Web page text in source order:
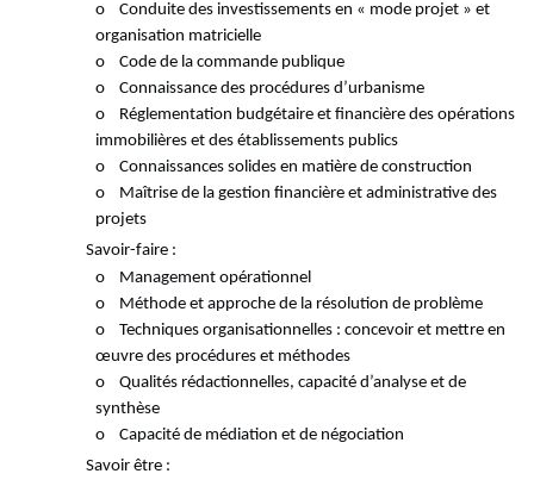
o Conduite des investissements en « mode projet » et
organisation matricielle
o Code de la commande publique
o Connaissance des procédures d’urbanisme
o Réglementation budgétaire et financière des opérations
immobilières et des établissements publics
o Connaissances solides en matière de construction
o Maîtrise de la gestion financière et administrative des
projets
Savoir-faire :
o Management opérationnel
o Méthode et approche de la résolution de problème
o Techniques organisationnelles : concevoir et mettre en
œuvre des procédures et méthodes
o Qualités rédactionnelles, capacité d’analyse et de
synthèse
o Capacité de médiation et de négociation
Savoir être :